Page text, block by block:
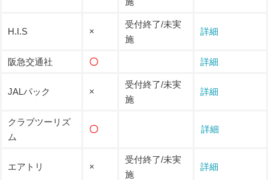
H.I.S ×
受付終了/未実
施
詳細
阪急交通社 〇 詳細
JALパック ×
受付終了/未実
施
詳細
クラブツーリズ
ム
〇 詳細
エアトリ ×
受付終了/未実
施
詳細